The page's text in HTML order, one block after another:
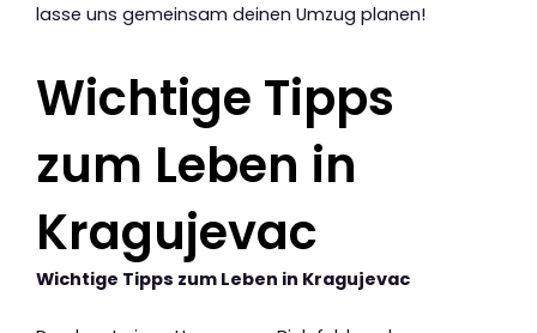
lasse uns gemeinsam deinen Umzug planen!
Wichtige Tipps
zum Leben in
Kragujevac
Wichtige Tipps zum Leben in Kragujevac